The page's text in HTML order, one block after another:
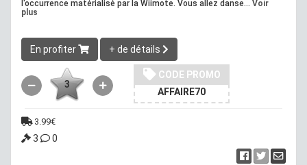
l'occurrence matérialisé par la Wiimote. Vous allez danse... Voir
plus
En profiter + de détails
3
CODE PROMO
AFFAIRE70
3.99€
3 0